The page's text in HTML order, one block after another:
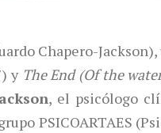
Chapero-
y The End (Of the
, el psicólogo
PSICOARTAES